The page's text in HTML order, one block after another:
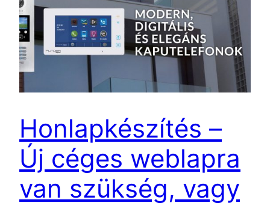
Honlapkészítés –
Új céges weblapra
van szükség, vagy